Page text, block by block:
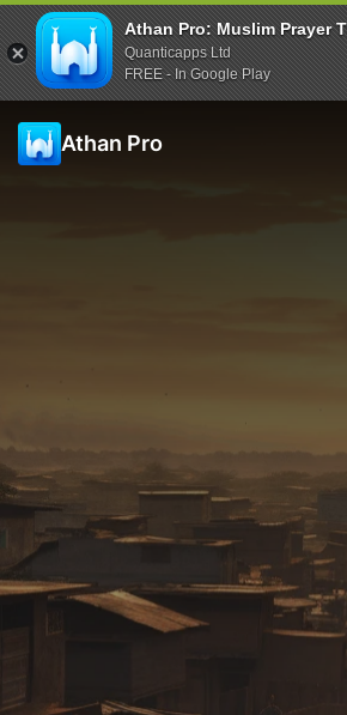
Athan Pro: Muslim Prayer
Quanticapps Ltd
FREE - In Google Play
Athan Pro